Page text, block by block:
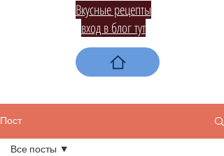
Вкусные рецепты
вход в блог тут
Пост
Все посты